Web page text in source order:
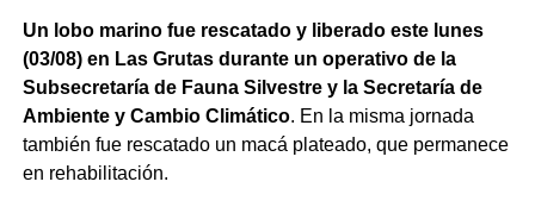
dólares para equipamiento y modernización de los
hospitales.
El gobernador está acompañado por el ministro de
Desarrollo Económico y Productivo, Carlos Banacloy; el
ministro de Salud, Demetrio Thalasselis; el ministro de
Un lobo marino fue rescatado y liberado este lunes
(03/08) en Las Grutas durante un operativo de la
Subsecretaría de Fauna Silvestre y la Secretaría de
Ambiente y Cambio Climático. En la misma jornada
también fue rescatado un macá plateado, que permanece
en rehabilitación.